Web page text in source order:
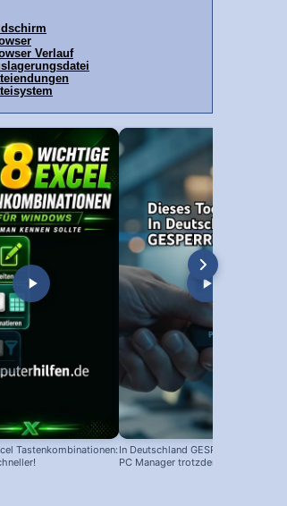
Verlauf
Tastenkombinationen: In Deutschland GESPERRT: Microsoft
PC Manager trotzdem installieren